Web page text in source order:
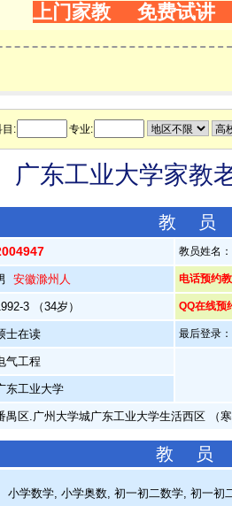
上门家教 免费试讲
目: 专业:
广东工业大学家教
教
教员姓名
安徽滁州人 电话预约
3 （34岁） QQ在线预
士在读 最后登录
气工程
东工业大学
禺区.广州大学城广东工业大学生活西区 （
教 员
小学数学, 小学奥数, 初一初二数学, 初一初